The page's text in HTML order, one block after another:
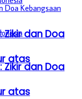
Zikir dan Doa
atas
Zikir dan Doa
atas